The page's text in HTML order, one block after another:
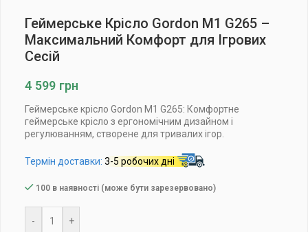
Геймерське Крісло Gordon M1 G265 –
Максимальний Комфорт для Ігрових
Сесій
4 599 грн
Геймерське крісло Gordon M1 G265: Комфортне
геймерське крісло з ергономічним дизайном і
регулюванням, створене для тривалих ігор.
Термін доставки: 3-5 робочих дні
100 в наявності (може бути зарезервовано)
- +